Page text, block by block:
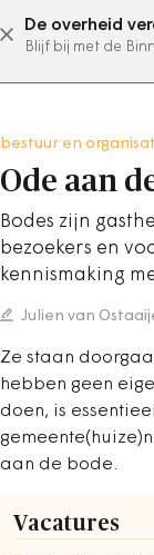
De overheid
Blijf bij met de
bestuur en
Ode aan
Bodes zijn
bezoekers en
kennismaking
Julien van
Ze staan
hebben geen
doen, is
aan de bode.
Vacatures